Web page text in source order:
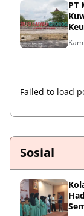
PT
Failed to load
Sosial